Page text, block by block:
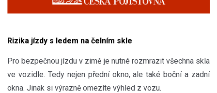
Rizika jízdy s ledem na čelním skle
Pro bezpečnou jízdu v zimě je nutné rozmrazit všechna skla
ve vozidle. Tedy nejen přední okno, ale také boční a zadní
okna. Jinak si výrazně omezíte výhled z vozu.